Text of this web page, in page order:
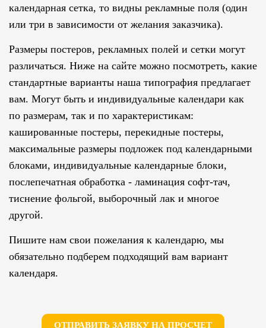
календарная сетка, то видны рекламные поля (один
или три в зависимости от желания заказчика).
Размеры постеров, рекламных полей и сетки могут
различаться. Ниже на сайте можно посмотреть, какие
стандартные варианты наша типография предлагает
вам. Могут быть и индивидуальные календари как
по размерам, так и по характеристикам:
кашированные постеры, перекидные постеры,
максимальные размеры подложек под календарными
блоками, индивидуальные календарные блоки,
послепечатная обработка - ламинация софт-тач,
тиснение фольгой, выборочный лак и многое
другой.
Пишите нам свои пожелания к календарю, мы
обязательно подберем подходящий вам вариант
календаря.
ОТПРАВИТЬ ЗАЯВКУ НА ПРОСЧЕТ